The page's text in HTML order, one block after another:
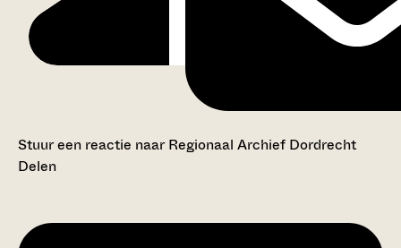
Stuur een reactie naar Regionaal Archief Dordrecht
Delen